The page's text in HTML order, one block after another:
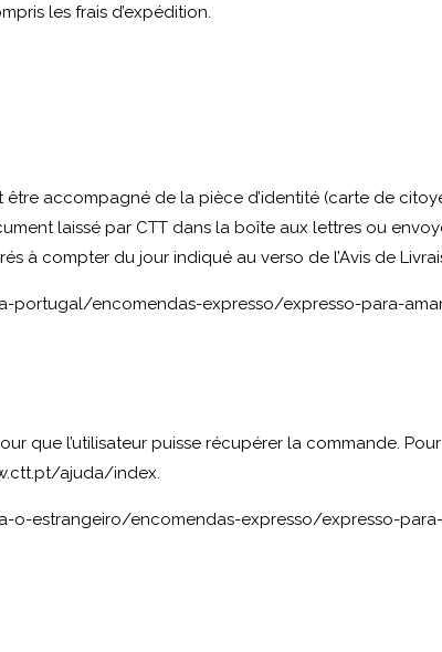
les frais d’expédition.
être accompagné de la pièce d’identité (carte de
laissé par CTT dans la boîte aux lettres ou
à compter du jour indiqué au verso de l’Avis de
portugal/encomendas-expresso/expresso-para-
que l’utilisateur puisse récupérer la commande.
ajuda/index.
o-estrangeiro/encomendas-expresso/expresso-